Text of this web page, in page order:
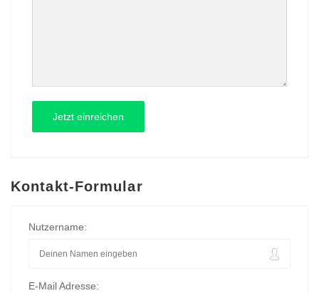
Kontakt-Formular
Nutzername:
E-Mail Adresse: